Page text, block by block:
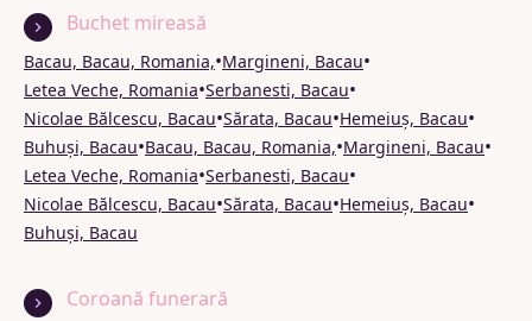
Buchet mireasă
Bacau, Bacau, Romania,•Margineni, Bacau•
Letea Veche, Romania•Serbanesti, Bacau•
Nicolae Bălcescu, Bacau•Sărata, Bacau•Hemeiuș, Bacau•
Buhuși, Bacau•Bacau, Bacau, Romania,•Margineni, Bacau•
Letea Veche, Romania•Serbanesti, Bacau•
Nicolae Bălcescu, Bacau•Sărata, Bacau•Hemeiuș, Bacau•
Buhuși, Bacau
Coroană funerară